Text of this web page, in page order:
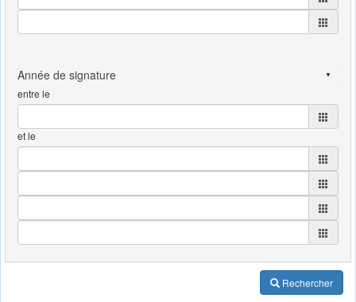
entre le
et le
Rechercher